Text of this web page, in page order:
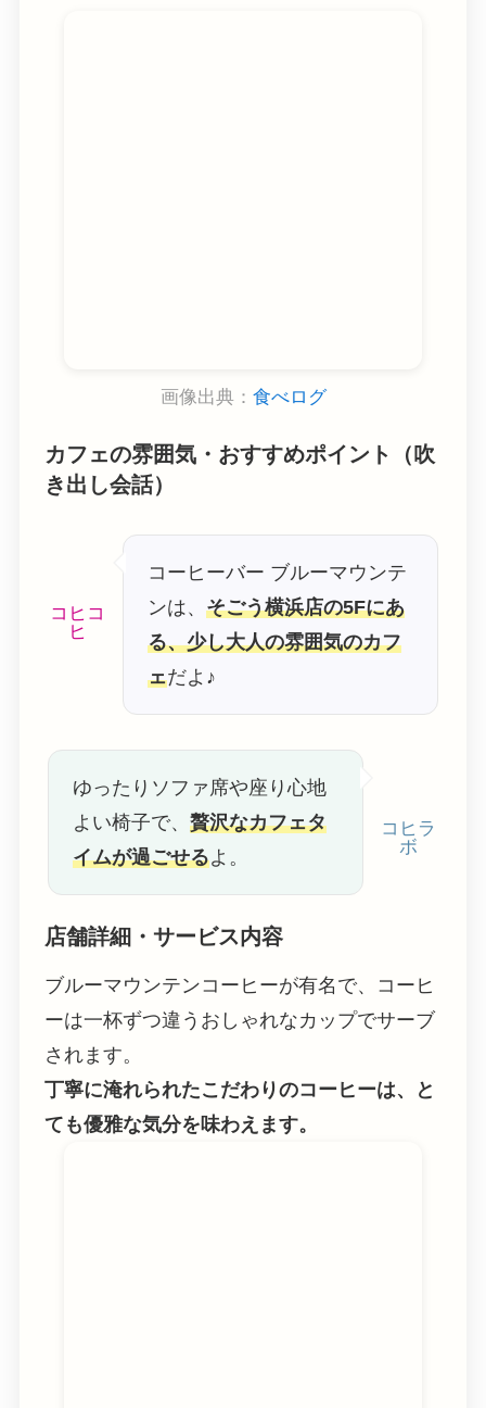
画像出典： 食べログ
カフェの雰囲気・おすすめポイント（吹
き出し会話）
コヒコ
ヒ
コーヒーバー ブルーマウンテ
ンは、 そごう横浜店の5Fにあ
る、少し大人の雰囲気のカフ
ェだよ♪
コヒラ
ボ
ゆったりソファ席や座り心地
よい椅子で、 贅沢なカフェタ
イムが過ごせるよ。
店舗詳細・サービス内容
ブルーマウンテンコーヒーが有名で、コーヒ
ーは一杯ずつ違うおしゃれなカップでサーブ
されます。
丁寧に淹れられたこだわりのコーヒーは、と
ても優雅な気分を味わえます。